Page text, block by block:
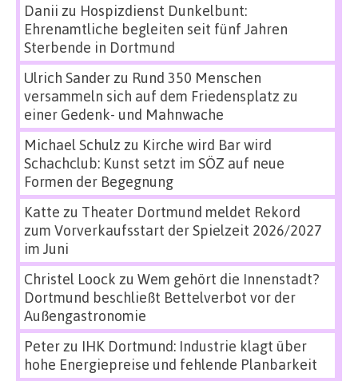
Danii zu Hospizdienst Dunkelbunt:
Ehrenamtliche begleiten seit fünf Jahren
Sterbende in Dortmund
Ulrich Sanderzu Rund 350 Menschen
versammeln sich auf dem Friedensplatz zu
einer Gedenk- und Mahnwache
Michael Schulz zu Kirche wird Bar wird
Schachclub: Kunst setzt im SÖZ auf neue
Formen der Begegnung
Katte zu Theater Dortmund meldet Rekord
zum Vorverkaufsstart der Spielzeit 2026/2027
im Juni
Christel Loock zu Wem gehört die Innenstadt?
Dortmund beschließt Bettelverbot vor der
Außengastronomie
Peterzu IHK Dortmund: Industrie klagt über
hohe Energiepreise und fehlende Planbarkeit